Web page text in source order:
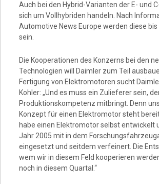
Auch bei den Hybrid-Varianten der E- und
sich um Vollhybriden handeln. Nach
Automotive News Europe werden diese
sein.
Die Kooperationen des Konzerns bei den
Technologien will Daimler zum Teil
Fertigung von Elektromotoren sucht
Kohler: „Und es muss ein Zulieferer sein,
Produktionskompetenz mitbringt. Denn
Konzept für einen Elektromotor steht
habe einen Elektromotor selbst entwickelt
Jahr 2005 mit in dem
eingesetzt und seitdem verfeinert. Die
wem wir in diesem Feld kooperieren
noch in diesem Quartal.“